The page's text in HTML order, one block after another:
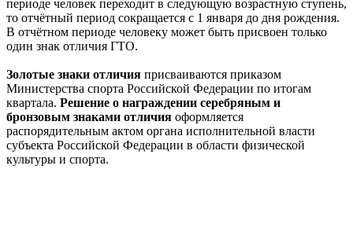
периоде человек переходит в следующую возрастную ступень,
то отчётный период сокращается с 1 января до дня рождения.
В отчётном периоде человеку может быть присвоен только
один знак отличия ГТО.
Золотые знаки отличия присваиваются приказом
Министерства спорта Российской Федерации по итогам
квартала. Решение о награждении серебряным и
бронзовым знаками отличия оформляется
распорядительным актом органа исполнительной власти
субъекта Российской Федерации в области физической
культуры и спорта.